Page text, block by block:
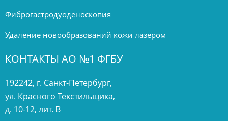
Фиброгастродуоденоскопия
Удаление новообразований кожи лазером
КОНТАКТЫ АО №1 ФГБУ
192242, г. Санкт-Петербург,
ул. Красного Текстильщика,
д. 10-12, лит. В